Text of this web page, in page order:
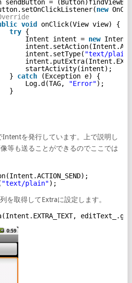
sendButton =
new
void
onClick(View view) {
try {
Intent intent = new
intent.setType( "text/plain"
startActivity(intent);
} catch
(Exception e) {
Log.d(TAG,
"Error");
}
を発行しています。上で説明し
等も送ることができるのでここでは
"text/plain");
を取得してExtraに設定します。